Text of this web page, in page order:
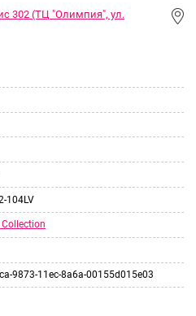
302 (ТЦ "Олимпия", ул.
104LV
Collection
9873-11ec-8a6a-00155d015e03